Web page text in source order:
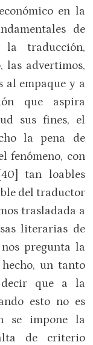
en la
de
traducción,
las advertimos,
al empaque y a
que aspira
sus fines, el
la pena de
fenómeno, con
tan loables
del traductor
trasladada a
literarias de
pregunta la
un tanto
decir que a la
esto no es
se impone la
de criterio